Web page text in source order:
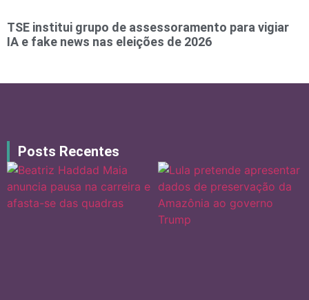
TSE institui grupo de assessoramento para vigiar
IA e fake news nas eleições de 2026
Posts Recentes